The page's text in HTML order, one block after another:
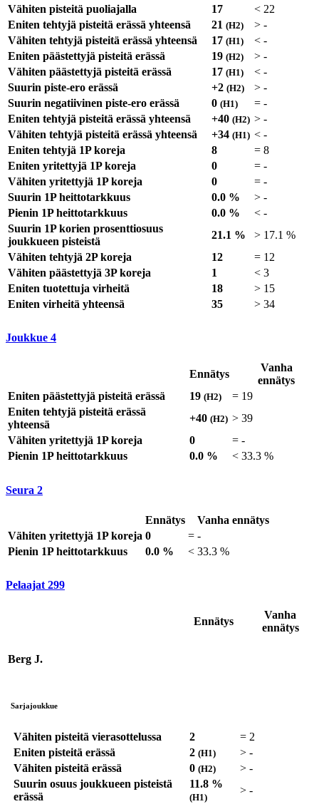
Vähiten pisteitä puoliajalla
17 < 22
Eniten tehtyjä pisteitä erässä yhteensä
21 (H2) > -
Vähiten tehtyjä pisteitä erässä yhteensä
17 (H1) < -
Eniten päästettyjä pisteitä erässä
19 (H2) > -
Vähiten päästettyjä pisteitä erässä
17 (H1) < -
Suurin piste-ero erässä
+2 (H2) > -
Suurin negatiivinen piste-ero erässä
0 (H1) = -
Eniten tehtyjä pisteitä erässä yhteensä
+40 (H2) > -
Vähiten tehtyjä pisteitä erässä yhteensä
+34 (H1) < -
Eniten tehtyjä 1P koreja
8 = 8
Eniten yritettyjä 1P koreja
0 = -
Vähiten yritettyjä 1P koreja
0 = -
Suurin 1P heittotarkkuus
0.0 % > -
Pienin 1P heittotarkkuus
0.0 % < -
Suurin 1P korien prosenttiosuus
joukkueen pisteistä
21.1 % > 17.1 %
Vähiten tehtyjä 2P koreja
12 = 12
Vähiten päästettyjä 3P koreja
1 < 3
Eniten tuotettuja virheitä
18 > 15
Eniten virheitä yhteensä
35 > 34
Joukkue 4
Ennätys
Vanha
ennätys
Eniten päästettyjä pisteitä erässä
19 (H2) = 19
Eniten tehtyjä pisteitä erässä
yhteensä
+40 (H2) > 39
Vähiten yritettyjä 1P koreja
0 = -
Pienin 1P heittotarkkuus
0.0 % < 33.3 %
Seura 2
Ennätys
Vanha ennätys
Vähiten yritettyjä 1P koreja 0 = -
Pienin 1P heittotarkkuus
0.0 % < 33.3 %
Pelaajat 299
Ennätys
Vanha
ennätys
Berg J.
Sarjajoukkue
Vähiten pisteitä vierasottelussa 2 = 2
Eniten pisteitä erässä
2 (H1) > -
Vähiten pisteitä erässä
0 (H2) > -
Suurin osuus joukkueen pisteistä
erässä
11.8 %
(H1)
> -